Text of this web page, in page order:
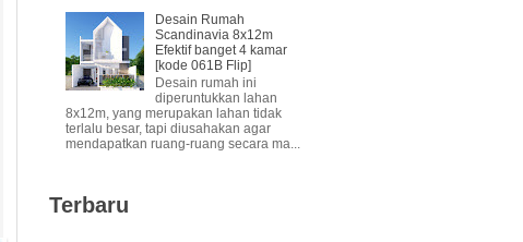
Desain Rumah
Scandinavia 8x12m
Efektif banget 4 kamar
[kode 061B Flip]
Desain rumah ini
diperuntukkan lahan
8x12m, yang merupakan lahan tidak
terlalu besar, tapi diusahakan agar
mendapatkan ruang-ruang secara ma...
Terbaru